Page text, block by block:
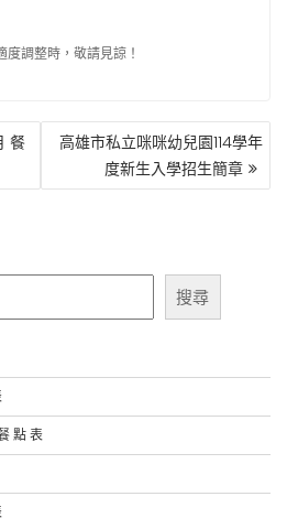
調整時，敬請見諒！
餐
高雄市私立咪咪幼兒園114學年
度新生入學招生簡章
搜尋
點 表